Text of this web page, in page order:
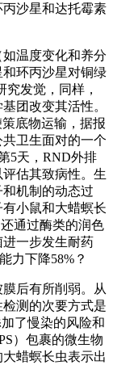
沙星和达托霉素
温度变化和养分
环丙沙星对铜绿
发觉，同样，
团改变其活性。
底物运输，据报
卫生面对的一个
5天，RND外排
估其致病性。生
机制的动态过
小鼠和大蜡螟长
通过酶类的润色
一步发生耐药
力下降58%？
后有所削弱。从
测的次要方式是
了慢染的风险和
）包裹的微生物
蜡螟长虫表示出